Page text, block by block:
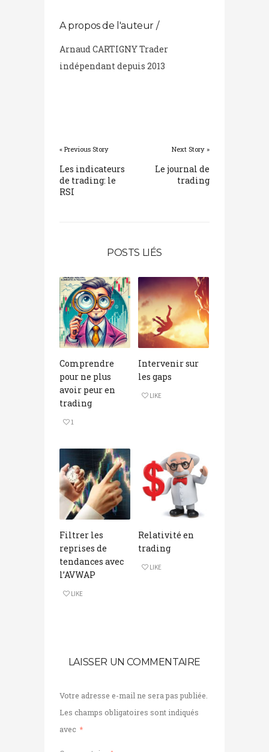
A propos de l'auteur /
Arnaud CARTIGNY Trader
indépendant depuis 2013
« Previous Story
Les indicateurs
de trading: le
RSI
Next Story »
Le journal de
trading
POSTS LIÉS
Comprendre
pour ne plus
avoir peur en
trading
1
Intervenir sur
les gaps
LIKE
Filtrer les
reprises de
tendances avec
l’AVWAP
LIKE
Relativité en
trading
LIKE
LAISSER UN COMMENTAIRE
Votre adresse e-mail ne sera pas publiée.
Les champs obligatoires sont indiqués
avec *